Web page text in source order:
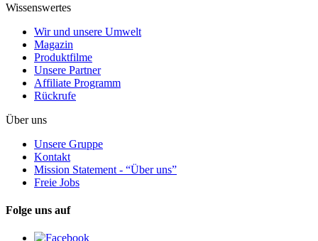
Wissenswertes
Wir und unsere Umwelt
Magazin
Produktfilme
Unsere Partner
Affiliate Programm
Rückrufe
Über uns
Unsere Gruppe
Kontakt
Mission Statement - “Über uns”
Freie Jobs
Folge uns auf